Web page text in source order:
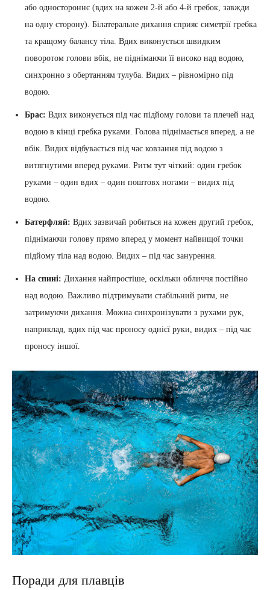
або одностороннє (вдих на кожен 2-й або 4-й гребок, завжди
на одну сторону). Білатеральне дихання сприяє симетрії гребка
та кращому балансу тіла. Вдих виконується швидким
поворотом голови вбік, не піднімаючи її високо над водою,
синхронно з обертанням тулуба. Видих – рівномірно під
водою.
Брас: Вдих виконується під час підйому голови та плечей над
водою в кінці гребка руками. Голова піднімається вперед, а не
вбік. Видих відбувається під час ковзання під водою з
витягнутими вперед руками. Ритм тут чіткий: один гребок
руками – один вдих – один поштовх ногами – видих під
водою.
Батерфляй: Вдих зазвичай робиться на кожен другий гребок,
піднімаючи голову прямо вперед у момент найвищої точки
підйому тіла над водою. Видих – під час занурення.
На спині: Дихання найпростіше, оскільки обличчя постійно
над водою. Важливо підтримувати стабільний ритм, не
затримуючи дихання. Можна синхронізувати з рухами рук,
наприклад, вдих під час проносу однієї руки, видих – під час
проносу іншої.
Поради для плавців